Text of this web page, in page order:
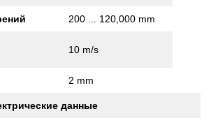
200 ... 120,000 mm
10 m/s
2 mm
данные